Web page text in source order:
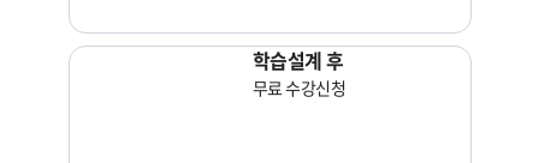
학습설계 후
무료 수강신청